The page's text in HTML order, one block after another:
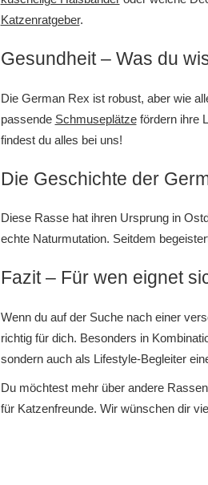
Katzenratgeber.
Gesundheit – Was du
Die German Rex ist robust, aber wie
passende Schmuseplätzefördern ihre
findest du alles bei uns!
Die Geschichte der
Diese Rasse hat ihren Ursprung in
echte Naturmutation. Seitdem
Fazit – Für wen eignet
Wenn du auf der Suche nach einer
richtig für dich. Besonders in
sondern auch als Lifestyle-Begleiter
Du möchtest mehr über andere
für Katzenfreunde. Wir wünschen dir